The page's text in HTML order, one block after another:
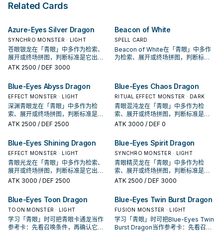
Related Cards
Azure-Eyes Silver Dragon
SYNCHRO MONSTER · LIGHT
苍眼银龙在「青眼」中多作为检索、
展开或终场拼图，判断标准是它出现
在成功起手中的频率。
ATK 2500 / DEF 3000
Beacon of White
SPELL CARD
Beacon of White在「青眼」中多作
为检索、展开或终场拼图，判断标准
Blue-Eyes Abyss Dragon
EFFECT MONSTER · LIGHT
深渊青眼龙在「青眼」中多作为检
索、展开或终场拼图，判断标准是它
出现在成功起手中的频率。
ATK 2500 / DEF 2500
Blue-Eyes Chaos Dragon
RITUAL EFFECT MONSTER · DARK
青眼混沌龙在「青眼」中多作为检
索、展开或终场拼图，判断标准是它
出现在成功起手中的频率。
ATK 3000 / DEF 0
Blue-Eyes Shining Dragon
EFFECT MONSTER · LIGHT
青眼光龙在「青眼」中多作为检索、
展开或终场拼图，判断标准是它出现
在成功起手中的频率。
ATK 3000 / DEF 2500
Blue-Eyes Spirit Dragon
SYNCHRO MONSTER · LIGHT
青眼精灵龙在「青眼」中多作为检
索、展开或终场拼图，判断标准是它
出现在成功起手中的频率。
ATK 2500 / DEF 3000
Blue-Eyes Toon Dragon
TOON MONSTER · LIGHT
学习「青眼」时可把青眼卡通龙当作
参考卡：先看召唤条件，再确认它是
Blue-Eyes Twin Burst Dragon
FUSION MONSTER · LIGHT
学习「青眼」时可把Blue-Eyes Twin
Burst Dragon当作参考卡：先看召唤